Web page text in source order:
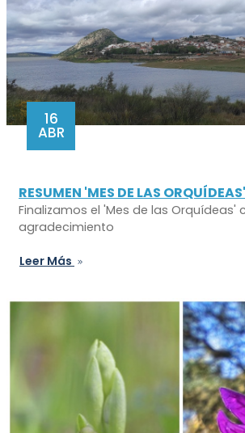
16
ABR
RESUMEN 'MES DE LAS ORQUÍDEAS'
Finalizamos el 'Mes de las Orquídeas'
agradecimiento
Leer Más